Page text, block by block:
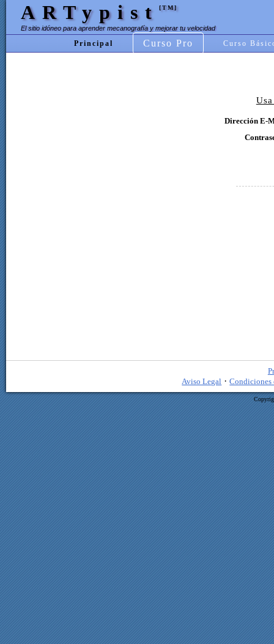
ARTypist [TM]
El sitio idóneo para aprender mecanografía y mejorar tu velocidad
Principal Curso Pro Curso
Dirección E-
Aviso Legal ·Condiciones